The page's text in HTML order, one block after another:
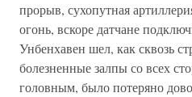
прорыв, сухопутная
огонь, вскоре датчане
Унбенхавен шел, как сквозь
болезненные залпы со всех
головным, было потеряно